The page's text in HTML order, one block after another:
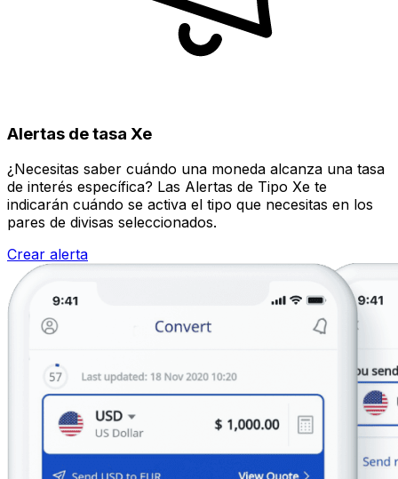
Alertas de tasa Xe
¿Necesitas saber cuándo una moneda alcanza una tasa
de interés específica? Las Alertas de Tipo Xe te
indicarán cuándo se activa el tipo que necesitas en los
pares de divisas seleccionados.
Crear alerta